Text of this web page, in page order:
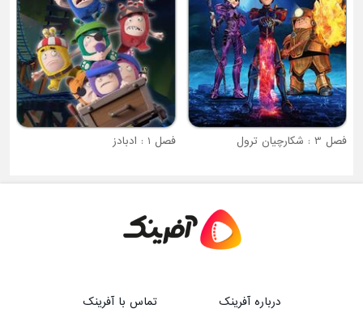
فصل 1 : ادبادز
درباره آفرینک تماس با آفرینک